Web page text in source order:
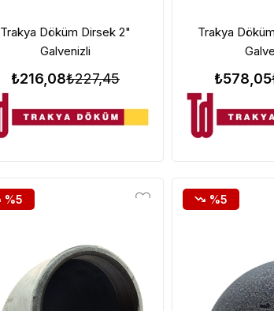
Trakya Döküm Dirsek 2"
Galvenizli
₺216,08₺227,45
Trakya
₺578,05
%5 %5